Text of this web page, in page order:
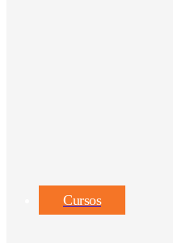
Cursos